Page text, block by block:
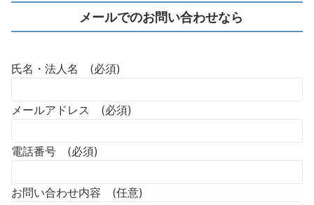
メールでのお問い合わせなら
氏名・法人名 (必須)
メールアドレス (必須)
電話番号 (必須)
お問い合わせ内容 (任意)